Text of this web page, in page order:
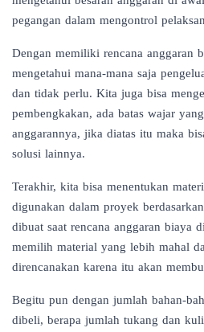
pegangan dalam mengontrol
Dengan memiliki rencana anggaran
mengetahui mana-mana saja
dan tidak perlu. Kita juga bisa
pembengkakan, ada batas wajar
anggarannya, jika diatas itu maka
solusi lainnya.
Terakhir, kita bisa menentukan
digunakan dalam proyek
dibuat saat rencana anggaran biaya
memilih material yang lebih mahal
direncanakan karena itu akan
Begitu pun dengan jumlah bahan-
dibeli, berapa jumlah tukang dan